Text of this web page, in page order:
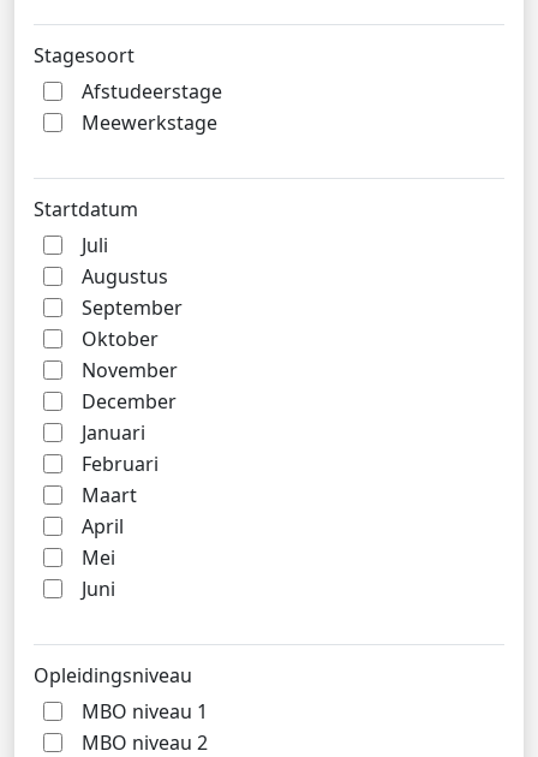
Stagesoort
Afstudeerstage
Meewerkstage
Startdatum
Juli
Augustus
September
Oktober
November
December
Januari
Februari
Maart
April
Mei
Juni
Opleidingsniveau
MBO niveau 1
MBO niveau 2